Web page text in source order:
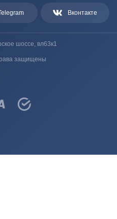
Вконтакте
шоссе, вл63к1
защищены